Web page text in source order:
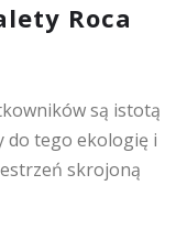
Roca
są istotą
do tego ekologię i
skrojoną